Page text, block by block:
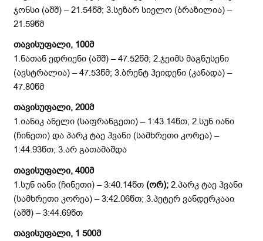
ჯონსი (აშშ) – 21.54წმ; 3.სეზარ სიელო (ბრაზილია) –
21.59წმ
თავისუფალი, 100მ
1.ნათან ედრიენი (აშშ) – 47.52წმ; 2.ჯეიმს მაგნუსენი
(ავსტრალია) – 47.53წმ; 3.ბრენტ ჰეიდენი (კანადა) –
47.80წმ
თავისუფალი, 200მ
1.იანიკ ანელი (საფრანგეთი) – 1:43.14წთ; 2.სუნ იანი
(ჩინეთი) და პარკ ტაე ჰვანი (სამხრეთი კორეა) –
1:44.93წთ; 3.არ გათამაშდა
თავისუფალი, 400მ
1.სუნ იანი (ჩინეთი) – 3:40.14წთ (ორ); 2.პარკ ტაე ჰვანი
(სამხრეთი კორეა) – 3:42.06წთ; 3.პეტერ ვანდერკააი
(აშშ) – 3:44.69წთ
თავისუფალი, 1 500მ